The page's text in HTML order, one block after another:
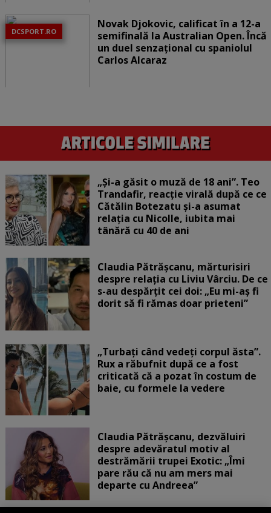
DCSPORT.RO
Novak Djokovic, calificat în a 12-a
semifinală la Australian Open. Încă
un duel senzațional cu spaniolul
Carlos Alcaraz
„Și-a găsit o muză de 18 ani”. Teo
Trandafir, reacție virală după ce ce
Cătălin Botezatu și-a asumat
relația cu Nicolle, iubita mai
tânără cu 40 de ani
Claudia Pătrășcanu, mărturisiri
despre relația cu Liviu Vârciu. De ce
s-au despărțit cei doi: „Eu mi-aș fi
dorit să fi rămas doar prieteni”
„Turbați când vedeți corpul ăsta”.
Rux a răbufnit după ce a fost
criticată că a pozat în costum de
baie, cu formele la vedere
Claudia Pătrășcanu, dezvăluiri
despre adevăratul motiv al
destrămării trupei Exotic: „Îmi
pare rău că nu am mers mai
departe cu Andreea”